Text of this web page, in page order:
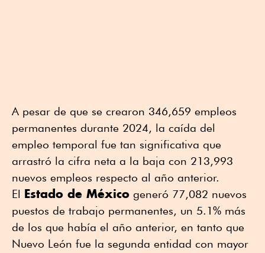
A pesar de que se crearon 346,659 empleos
permanentes durante 2024, la caída del
empleo temporal fue tan significativa que
arrastró la cifra neta a la baja con 213,993
nuevos empleos respecto al año anterior.
El Estado de México generó 77,082 nuevos
puestos de trabajo permanentes, un 5.1% más
de los que había el año anterior, en tanto que
Nuevo León fue la segunda entidad con mayor